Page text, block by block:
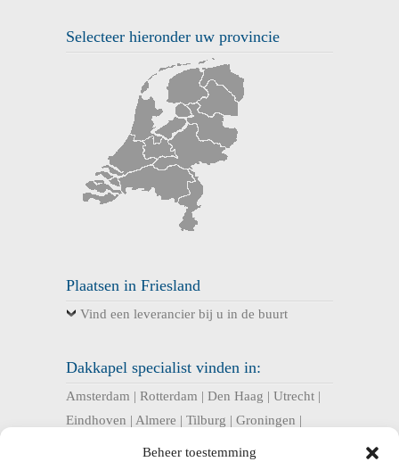
Beheer toestemming
Selecteer hieronder uw provincie
Plaatsen in Friesland
Vind een leverancier bij u in de buurt
Dakkapel specialist vinden in:
Amsterdam | Rotterdam | Den Haag | Utrecht |
Eindhoven | Almere | Tilburg | Groningen |